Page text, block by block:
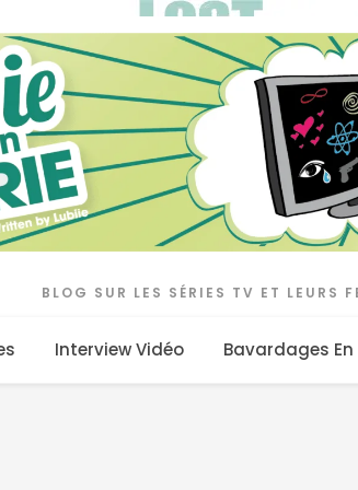
BLOG SUR LES SÉRIES TV ET LEURS
Interview Vidéo Bavardages En